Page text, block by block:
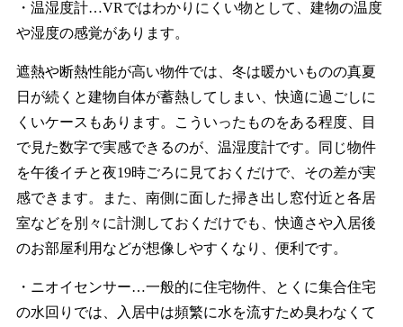
・温湿度計…VRではわかりにくい物として、建物の温度
や湿度の感覚があります。
遮熱や断熱性能が高い物件では、冬は暖かいものの真夏
日が続くと建物自体が蓄熱してしまい、快適に過ごしに
くいケースもあります。こういったものをある程度、目
で見た数字で実感できるのが、温湿度計です。同じ物件
を午後イチと夜19時ごろに見ておくだけで、その差が実
感できます。また、南側に面した掃き出し窓付近と各居
室などを別々に計測しておくだけでも、快適さや入居後
のお部屋利用などが想像しやすくなり、便利です。
・ニオイセンサー…一般的に住宅物件、とくに集合住宅
の水回りでは、入居中は頻繁に水を流すため臭わなくて